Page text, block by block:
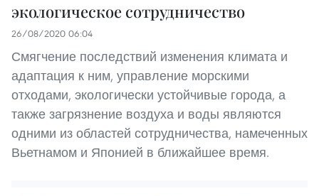
экологическое сотрудничество
26/08/2020 06:04
Смягчение последствий изменения климата и
адаптация к ним, управление морскими
отходами, экологически устойчивые города, а
также загрязнение воздуха и воды являются
одними из областей сотрудничества, намеченных
Вьетнамом и Японией в ближайшее время.